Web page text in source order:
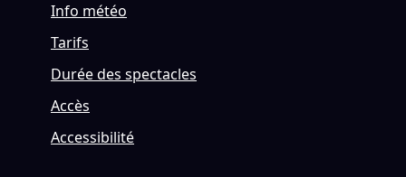
Info météo
Tarifs
Durée des spectacles
Accès
Accessibilité